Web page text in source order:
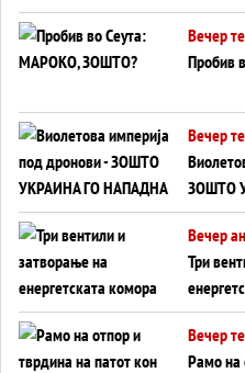
ВНУЦИ
Вечер
Пробив
Вечер
ЗОШТО
Вечер
Три
во Суец
Вечер
Рамо на